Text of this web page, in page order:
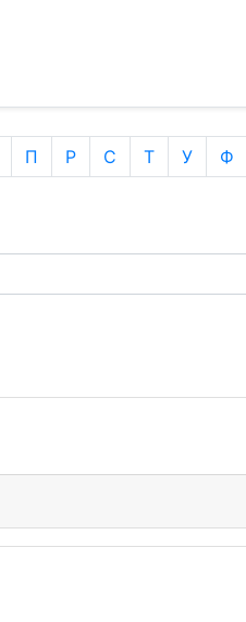
П Р С Т У Ф